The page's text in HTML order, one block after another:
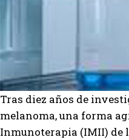
Tras diez años de
melanoma, una forma
Inmunoterapia (IMII) de